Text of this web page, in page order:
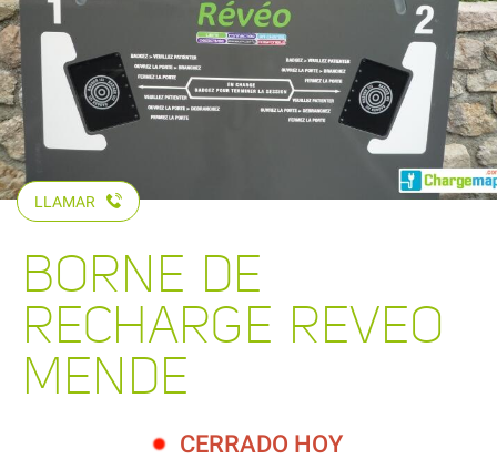
LLAMAR
BORNE DE
RECHARGE REVEO
MENDE
CERRADO HOY